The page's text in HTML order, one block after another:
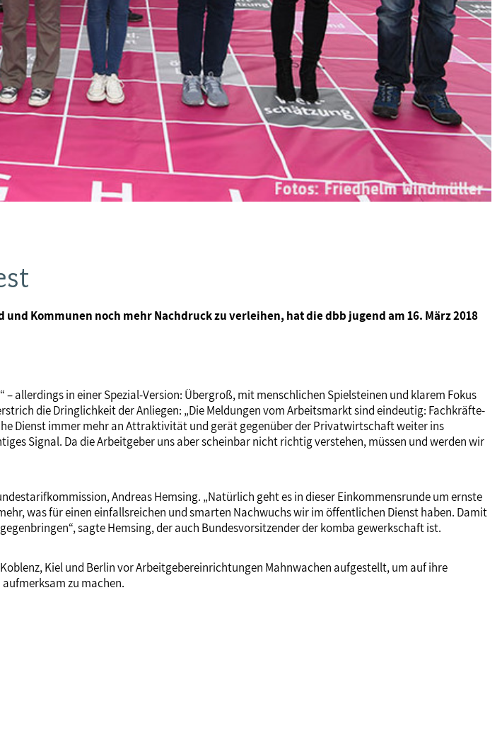
Kommunen noch mehr Nachdruck zu verleihen, hat die dbb jugend am 16. März 2018
allerdings in einer Spezial-Version: Übergroß, mit menschlichen Spielsteinen und klarem Fokus
die Dringlichkeit der Anliegen: „Die Meldungen vom Arbeitsmarkt sind eindeutig: Fachkräfte-
Dienst immer mehr an Attraktivität und gerät gegenüber der Privatwirtschaft weiter ins
Signal. Da die Arbeitgeber uns aber scheinbar nicht richtig verstehen, müssen und werden wir
Andreas Hemsing. „Natürlich geht es in dieser Einkommensrunde um ernste
was für einen einfallsreichen und smarten Nachwuchs wir im öffentlichen Dienst haben. Damit
sagte Hemsing, der auch Bundesvorsitzender der komba gewerkschaft ist.
Kiel und Berlin vor Arbeitgebereinrichtungen Mahnwachen aufgestellt, um auf ihre
zu machen.